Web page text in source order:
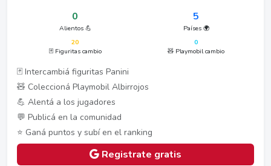
0
Alientos 💪
5
Países 🌍
20
🃏 Figuritas cambio
0
🧸 Playmobil cambio
🃏 Intercambiá figuritas Panini
🧸 Coleccioná Playmobil Albirrojos
💪 Alentá a los jugadores
💬 Publicá en la comunidad
⭐ Ganá puntos y subí en el ranking
Registrate gratis